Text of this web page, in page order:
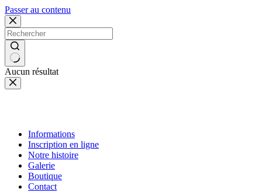
Passer au contenu
Aucun résultat
Informations
Inscription en ligne
Notre histoire
Galerie
Boutique
Contact